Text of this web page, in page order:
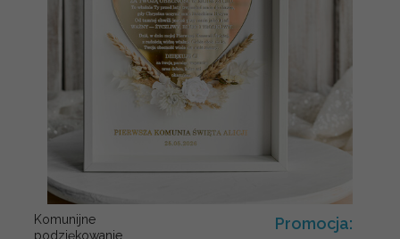
Komunijne
podziękowanie
Promocja: